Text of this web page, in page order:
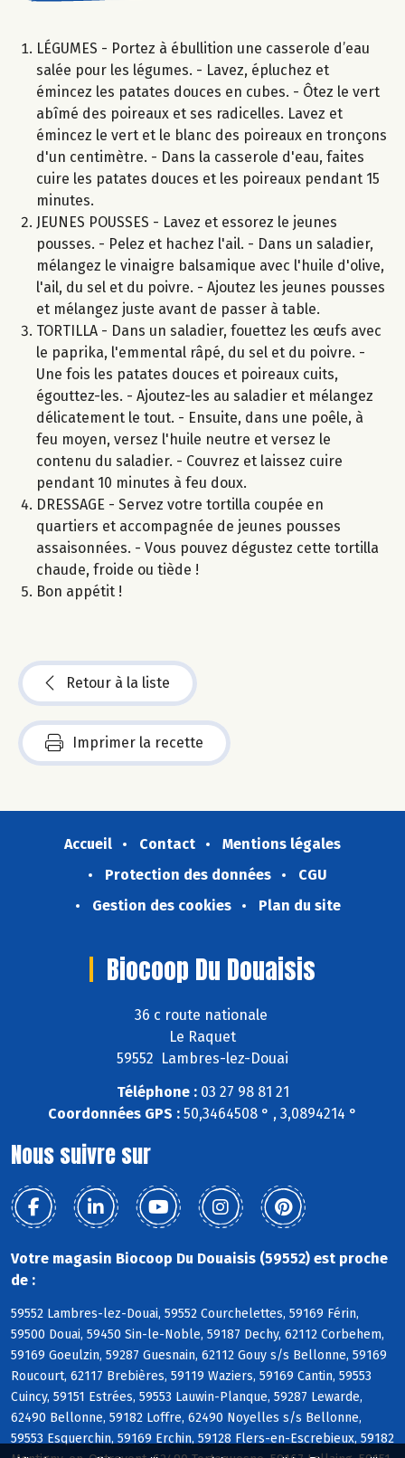
LÉGUMES - Portez à ébullition une casserole d’eau
salée pour les légumes. - Lavez, épluchez et
émincez les patates douces en cubes. - Ôtez le vert
abîmé des poireaux et ses radicelles. Lavez et
émincez le vert et le blanc des poireaux en tronçons
d'un centimètre. - Dans la casserole d'eau, faites
cuire les patates douces et les poireaux pendant 15
minutes.
JEUNES POUSSES - Lavez et essorez le jeunes
pousses. - Pelez et hachez l'ail. - Dans un saladier,
mélangez le vinaigre balsamique avec l'huile d'olive,
l'ail, du sel et du poivre. - Ajoutez les jeunes pousses
et mélangez juste avant de passer à table.
TORTILLA - Dans un saladier, fouettez les œufs avec
le paprika, l'emmental râpé, du sel et du poivre. -
Une fois les patates douces et poireaux cuits,
égouttez-les. - Ajoutez-les au saladier et mélangez
délicatement le tout. - Ensuite, dans une poêle, à
feu moyen, versez l'huile neutre et versez le
contenu du saladier. - Couvrez et laissez cuire
pendant 10 minutes à feu doux.
DRESSAGE - Servez votre tortilla coupée en
quartiers et accompagnée de jeunes pousses
assaisonnées. - Vous pouvez dégustez cette tortilla
chaude, froide ou tiède !
Bon appétit !
Retour à la liste
Imprimer la recette
Accueil Contact
Mentions légales
Protection des données
CGU
Gestion des cookies
Plan du site
Biocoop Du Douaisis
36 c route nationale
Le Raquet
59552 Lambres-lez-Douai
Téléphone :03 27 98 81 21
Coordonnées GPS : 50,3464508 ° , 3,0894214 °
Nous suivre sur
Votre magasin Biocoop Du Douaisis (59552) est proche
de :
59552 Lambres-lez-Douai, 59552 Courchelettes, 59169 Férin,
59500 Douai, 59450 Sin-le-Noble, 59187 Dechy, 62112 Corbehem,
59169 Goeulzin, 59287 Guesnain, 62112 Gouy s/s Bellonne, 59169
Roucourt, 62117 Brebières, 59119 Waziers, 59169 Cantin, 59553
Cuincy, 59151 Estrées, 59553 Lauwin-Planque, 59287 Lewarde,
62490 Bellonne, 59182 Loffre, 62490 Noyelles s/s Bellonne,
59553 Esquerchin, 59169 Erchin, 59128 Flers-en-Escrebieux, 59182